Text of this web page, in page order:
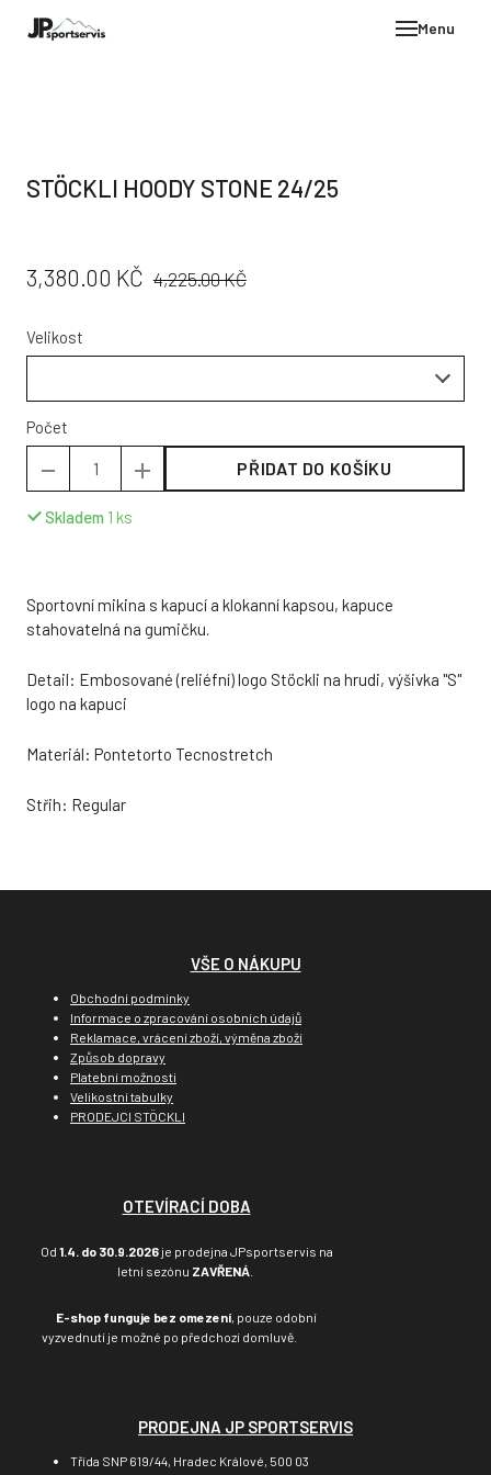
Menu
STÖCKLI HOODY STONE 24/25
CENA:
3,380.00 KČ PŮVODNÍ
4,225.00 KČ
Velikost
Počet
PŘIDAT DO KOŠÍKU
Skladem 1 ks
Sportovní mikina s kapucí a klokanní kapsou, kapuce
stahovatelná na gumičku.
Detail: Embosované (reliéfní) logo Stöckli na hrudi, výšivka "S"
logo na kapuci
Materiál: Pontetorto Tecnostretch
Střih: Regular
VŠE O NÁKUPU
Obchodní podmínky
Informace o zpracování osobních údajů
Reklamace, vrácení zboží, výměna zboží
Způsob dopravy
Platební možnosti
Velikostní tabulky
PRODEJCI STÖCKLI
OTEVÍRACÍ DOBA
Od 1.4. do 30.9.2026je prodejna JPsportservis na
letní sezónu ZAVŘENÁ
E-shop funguje bez omezení , pouze odobní
vyzvednutí je možné po předchozí domluvě.
PRODEJNA JP SPORTSERVIS
Třída SNP 619/44, Hradec Králové, 500 03